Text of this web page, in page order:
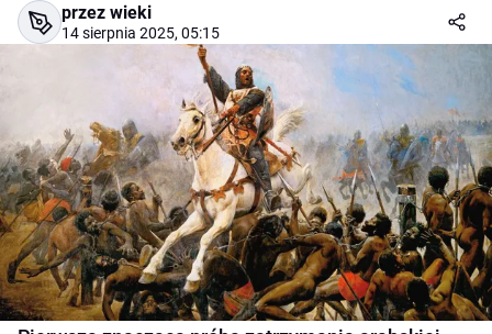
przez wieki
14 sierpnia 2025, 05:15